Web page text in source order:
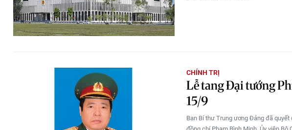
CHÍNH TRỊ
Lễ tang Đại tướng
15/9
Ban Bí thư Trung ương Đảng đã